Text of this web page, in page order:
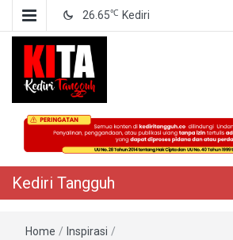
26.65℃ Kediri
Kediri
Berita Akurat Terpercaya
Kediri Tangguh
Home / Inspirasi /